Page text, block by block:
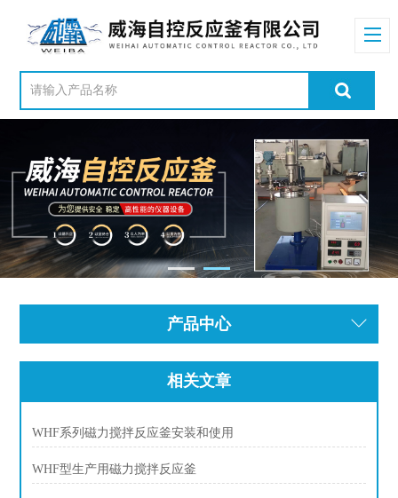
产品中心
相关文章
WHF系列磁力搅拌反应釜安装和使用
WHF型生产用磁力搅拌反应釜